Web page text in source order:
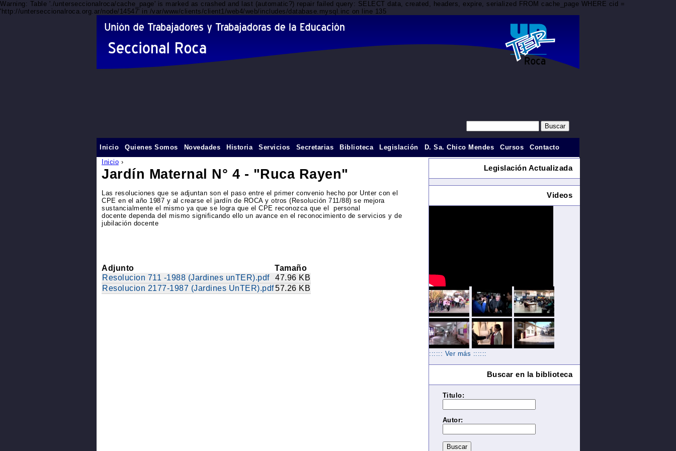
Warning: Table './unterseccionalroca/cache_page' is marked as crashed and last (automatic?) repair failed query: SELECT data, created, headers, expire, serialized FROM cache_page WHERE cid =
'http://unterseccionalroca.org.ar/node/14547' in /var/www/clients/client1/web4/web/includes/database.mysql.inc on line 135
Inicio ›
Jardín Maternal N° 4 - "Ruca Rayen"
Las resoluciones que se adjuntan son el paso entre el primer convenio hecho por Unter con el
CPE en el año 1987 y al crearse el jardín de ROCA y otros (Resolución 711/88) se mejora
sustancialmente el mismo ya que se logra que el CPE reconozca que el personal
docente dependa del mismo significando ello un avance en el reconocimiento de servicios y de
jubilación docente
Adjunto
Tamaño
Resolucion 711 -1988 (Jardines unTER).pdf
47.96 KB
Resolucion 2177-1987 (Jardines UnTER).pdf57.26 KB
Inicio Quienes Somos Novedades Historia Servicios Secretarias Biblioteca Legislación D. Sa. Chico Mendes Cursos Contacto
Legislación Actualizada
Videos
:::::: Ver más ::::::
Buscar en la biblioteca
Titulo:
Autor: